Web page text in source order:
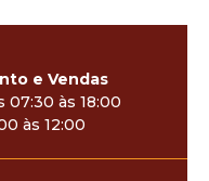
e Vendas
07:30 às 18:00
às 12:00